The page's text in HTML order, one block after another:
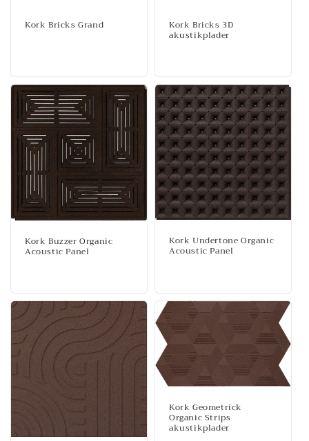
Kork Bricks Grand Kork Bricks 3D
akustikplader
Kork Buzzer Organic
Acoustic Panel
Kork Undertone Organic
Acoustic Panel
Kork Geometrick
Organic Strips
akustikplader